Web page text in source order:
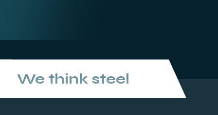
We think steel